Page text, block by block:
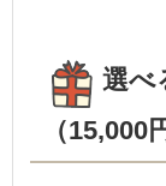
選べ
（15,000